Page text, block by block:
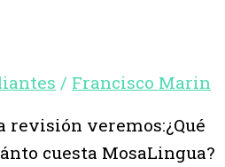
/ Francisco Marin
revisión veremos:¿Qué
cuesta MosaLingua?